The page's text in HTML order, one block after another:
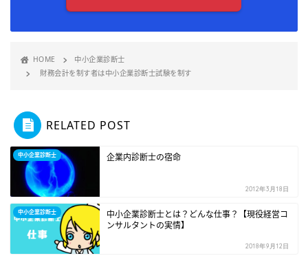
HOME
中小企業診断士
財務会計を制す者は中小企業診断士試験を制す
RELATED POST
中小企業診断士 企業内診断士の宿命
2012年3月18日
中小企業診断士
中小企業診断士とは？どんな仕事？【現役経営コ
ンサルタントの実情】
2018年9月12日